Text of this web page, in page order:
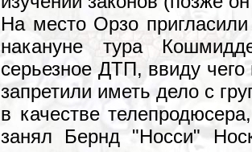
На место Орзо
накануне тура
серьезное ДТП, ввиду
запретили иметь дело с
в качестве
занял Бернд "Носси"